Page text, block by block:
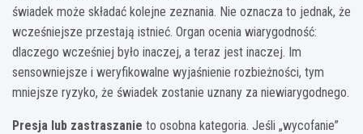
świadek może składać kolejne zeznania. Nie oznacza to jednak, że
wcześniejsze przestają istnieć. Organ ocenia wiarygodność:
dlaczego wcześniej było inaczej, a teraz jest inaczej. Im
sensowniejsze i weryfikowalne wyjaśnienie rozbieżności, tym
mniejsze ryzyko, że świadek zostanie uznany za niewiarygodnego.
Presja lub zastraszanie to osobna kategoria. Jeśli „wycofanie”